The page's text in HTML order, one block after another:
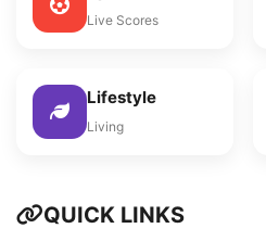
Live Scores
Lifestyle
Living
QUICK LINKS